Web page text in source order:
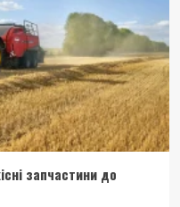
запчастини до